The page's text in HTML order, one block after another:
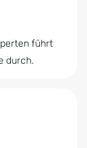
führt
durch.